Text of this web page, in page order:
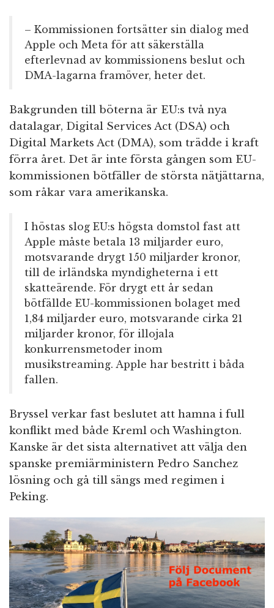
– Kommissionen fortsätter sin dialog med
Apple och Meta för att säkerställa
efterlevnad av kommissionens beslut och
DMA-lagarna framöver, heter det.
Bakgrunden till böterna är EU:s två nya
datalagar, Digital Services Act (DSA) och
Digital Markets Act (DMA), som trädde i kraft
förra året. Det är inte första gången som EU-
kommissionen bötfäller de största nätjättarna,
som råkar vara amerikanska.
I höstas slog EU:s högsta domstol fast att
Apple måste betala 13 miljarder euro,
motsvarande drygt 150 miljarder kronor,
till de irländska myndigheterna i ett
skatteärende. För drygt ett år sedan
bötfällde EU-kommissionen bolaget med
1,84 miljarder euro, motsvarande cirka 21
miljarder kronor, för illojala
konkurrensmetoder inom
musikstreaming. Apple har bestritt i båda
fallen.
Bryssel verkar fast beslutet att hamna i full
konflikt med både Kreml och Washington.
Kanske är det sista alternativet att välja den
spanske premiärministern Pedro Sanchez
lösning och gå till sängs med regimen i
Peking.